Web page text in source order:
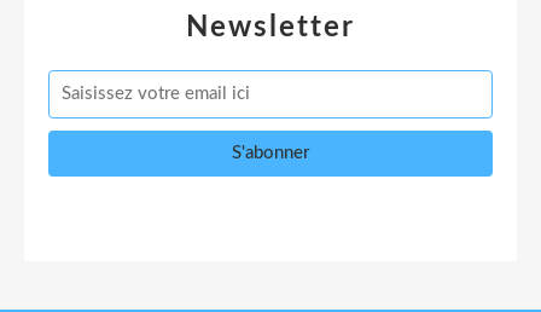
Newsletter